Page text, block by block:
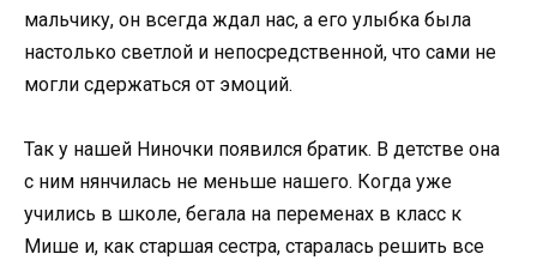
мальчику, он всегда ждал нас, а его улыбка была
настолько светлой и непосредственной, что сами не
могли сдержаться от эмоций.
Так у нашей Ниночки появился братик. В детстве она
с ним нянчилась не меньше нашего. Когда уже
учились в школе, бегала на переменах в класс к
Мише и, как старшая сестра, старалась решить все